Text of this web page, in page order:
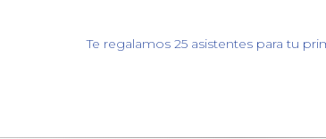
Te regalamos 25 asistentes para tu